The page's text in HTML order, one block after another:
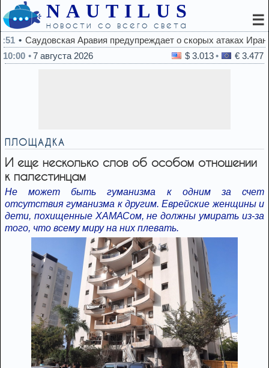
NAUTILUS
новости со всего света ☰
о скорых атаках Ирана
10:00
7 августа 2026 $ 3.013 € 3.477
ПЛОЩАДКА
И еще несколько слов об особом отношении
к палестинцам
Не может быть гуманизма к одним за счет
отсутствия гуманизма к другим. Еврейские женщины и
дети, похищенные ХАМАСом, не должны умирать из-за
того, что всему миру на них плевать.